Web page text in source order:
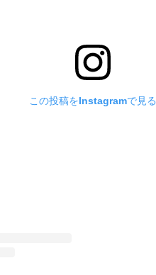
この投稿をInstagramで見る